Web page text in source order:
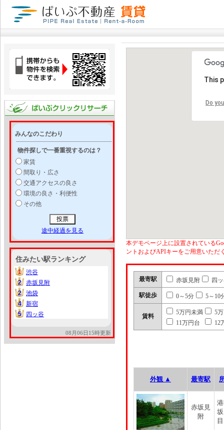
みんなのこだわり
物件探しで一番重視するのは？
家賃
間取り・広さ
交通アクセスの良さ
環境の良さ・利便性
その他
途中経過を見る
住みたい駅ランキング
1
1
渋谷
2
2
赤坂見附
2
2
池袋
4
4
新宿
5
5 四ッ谷
08月06日15時更新
This
Do
本デモページ上に設置されている
ントおよびAPIキーをご用意いただ
最寄駅 赤坂見附 四
駅徒歩 0～5分 5～10
賃料
5万円未満
5
11万円台
12
外観 ▲ 最寄駅
赤坂見
附
目